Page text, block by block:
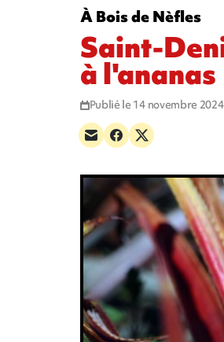
À Bois de Nèfles
Saint-
à l'ananas
Publié le 14 novembre